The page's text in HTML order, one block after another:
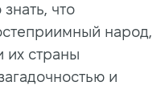
что
народ,
их страны
и